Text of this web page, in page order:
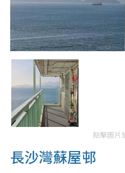
點擊圖片
長沙灣蘇屋邨